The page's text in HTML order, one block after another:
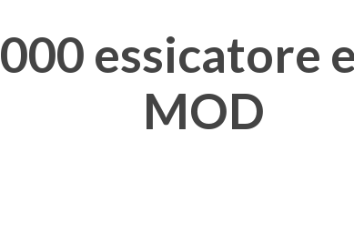
essicatore
MOD